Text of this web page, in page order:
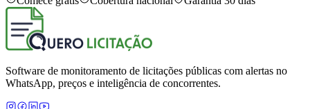
Software de monitoramento de licitações públicas com alertas no
WhatsApp, preços e inteligência de concorrentes.